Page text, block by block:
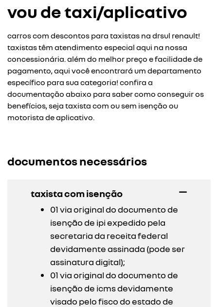
vou de taxi/aplicativo
carros com descontos para taxistas na drsul renault!
taxistas têm atendimento especial aqui na nossa
concessionária. além do melhor preço e facilidade de
pagamento, aqui você encontrará um departamento
específico para sua categoria! confira a
documentação abaixo para saber como conseguir os
benefícios, seja taxista com ou sem isenção ou
motorista de aplicativo.
documentos necessários
taxista com isenção
01 via original do documento de
isenção de ipi expedido pela
secretaria da receita federal
devidamente assinada (pode ser
assinatura digital);
01 via original do documento de
isenção de icms devidamente
visado pelo fisco do estado de